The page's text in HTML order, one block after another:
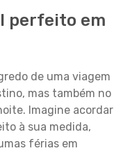
perfeito em
de uma viagem
mas também no
Imagine acordar
à sua medida,
férias em